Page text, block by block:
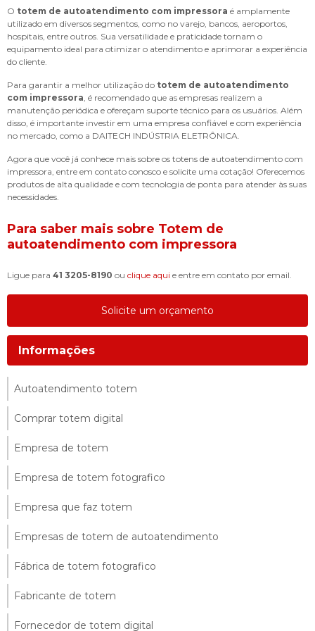
O totem de autoatendimento com impressora é amplamente
utilizado em diversos segmentos, como no varejo, bancos, aeroportos,
hospitais, entre outros. Sua versatilidade e praticidade tornam o
equipamento ideal para otimizar o atendimento e aprimorar a experiência
do cliente.
Para garantir a melhor utilização do totem de autoatendimento
com impressora, é recomendado que as empresas realizem a
manutenção periódica e ofereçam suporte técnico para os usuários. Além
disso, é importante investir em uma empresa confiável e com experiência
no mercado, como a DAITECH INDÚSTRIA ELETRÔNICA.
Agora que você já conhece mais sobre os totens de autoatendimento com
impressora, entre em contato conosco e solicite uma cotação! Oferecemos
produtos de alta qualidade e com tecnologia de ponta para atender às suas
necessidades.
Para saber mais sobre Totem de
autoatendimento com impressora
Ligue para 41 3205-8190 ou clique aqui e entre em contato por email.
Solicite um orçamento
Informações
Autoatendimento totem
Comprar totem digital
Empresa de totem
Empresa de totem fotografico
Empresa que faz totem
Empresas de totem de autoatendimento
Fábrica de totem fotografico
Fabricante de totem
Fornecedor de totem digital